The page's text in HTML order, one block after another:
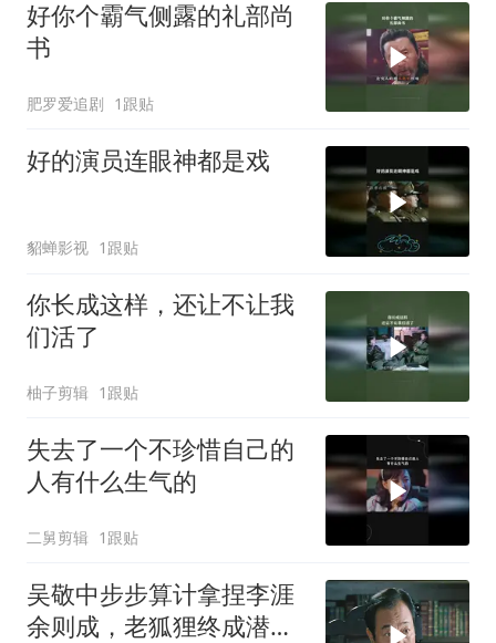
好你个霸气侧露的礼部尚
书
肥罗爱追剧 1跟贴
好的演员连眼神都是戏
貂蝉影视 1跟贴
你长成这样，还让不让我
们活了
柚子剪辑 1跟贴
失去了一个不珍惜自己的
人有什么生气的
二舅剪辑 1跟贴
吴敬中步步算计拿捏李涯
余则成，老狐狸终成潜伏